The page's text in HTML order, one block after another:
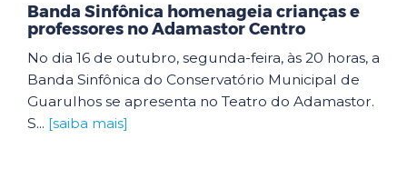
Banda Sinfônica homenageia crianças e
professores no Adamastor Centro
No dia 16 de outubro, segunda-feira, às 20 horas, a
Banda Sinfônica do Conservatório Municipal de
Guarulhos se apresenta no Teatro do Adamastor.
S... [saiba mais]